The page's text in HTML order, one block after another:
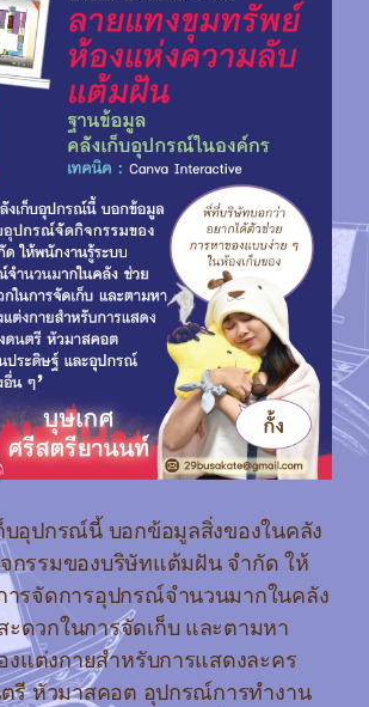
บอุปกรณ์นี้ บอกข้อมูลสิ่งของในคลัง
กรรมของบริษัทแต้มฝัน จำกัด ให้
ารจัดการอุปกรณ์จำนวนมากในคลัง
ะดวกในการจัดเก็บ และตามหา
งแต่งกายสำหรับการแสดงละคร
รี หัวมาสคอต อุปกรณ์การทำงาน